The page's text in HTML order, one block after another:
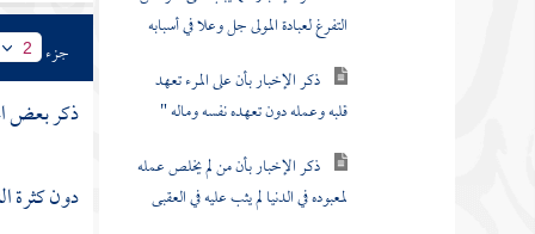
قلبه وعمله دون تعهده نفسه وماله "
لمعبوده في الدنيا لم يثب عليه في العقبى
جزء 2
ذكر بعض
دون كثرة